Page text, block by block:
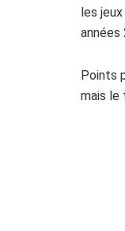
les
années
Points
mais le